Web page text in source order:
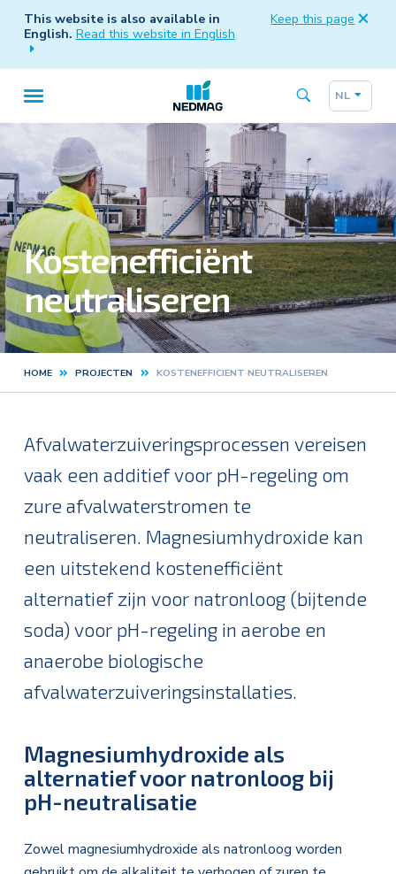
This website is also available in
English. Read this website in English
Keep this page
Hoofdnavigatie
NL
Kostenefficiënt
neutraliseren
Kruimelpad
HOME PROJECTEN KOSTENEFFICIENT NEUTRALISEREN
Afvalwaterzuiveringsprocessen vereisen
vaak een additief voor pH-regeling om
zure afvalwaterstromen te
neutraliseren. Magnesiumhydroxide kan
een uitstekend kostenefficiënt
alternatief zijn voor natronloog (bijtende
soda) voor pH-regeling in aerobe en
anaerobe biologische
afvalwaterzuiveringsinstallaties.
Magnesiumhydroxide als
alternatief voor natronloog bij
pH-neutralisatie
Zowel magnesiumhydroxide als natronloog worden